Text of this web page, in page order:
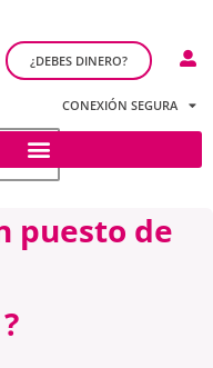
¿DEBES DINERO?
CONEXIÓN SEGURA
puesto de